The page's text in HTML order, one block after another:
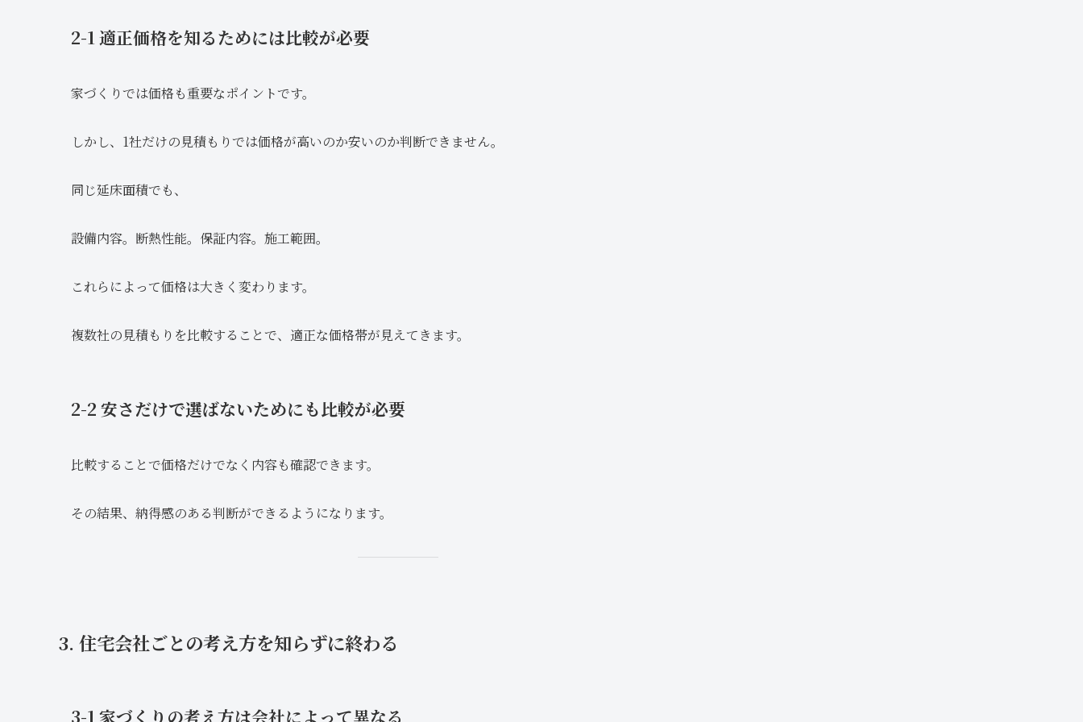
2-1 適正価格を知るためには比較が必要
家づくりでは価格も重要なポイントです。
しかし、1社だけの見積もりでは価格が高いのか安いのか判断できません。
同じ延床面積でも、
設備内容。断熱性能。保証内容。施工範囲。
これらによって価格は大きく変わります。
複数社の見積もりを比較することで、適正な価格帯が見えてきます。
2-2 安さだけで選ばないためにも比較が必要
比較することで価格だけでなく内容も確認できます。
その結果、納得感のある判断ができるようになります。
3. 住宅会社ごとの考え方を知らずに終わる
3-1 家づくりの考え方は会社によって異なる